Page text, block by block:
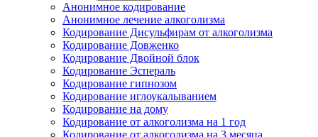
Анонимное кодирование
Анонимное лечение алкоголизма
Кодирование Дисульфирам от алкоголизма
Кодирование Довженко
Кодирование Двойной блок
Кодирование Эспераль
Кодирование гипнозом
Кодирование иглоукалыванием
Кодирование на дому
Кодирование от алкоголизма на 1 год
Кодирование от алкоголизма на 3 месяца